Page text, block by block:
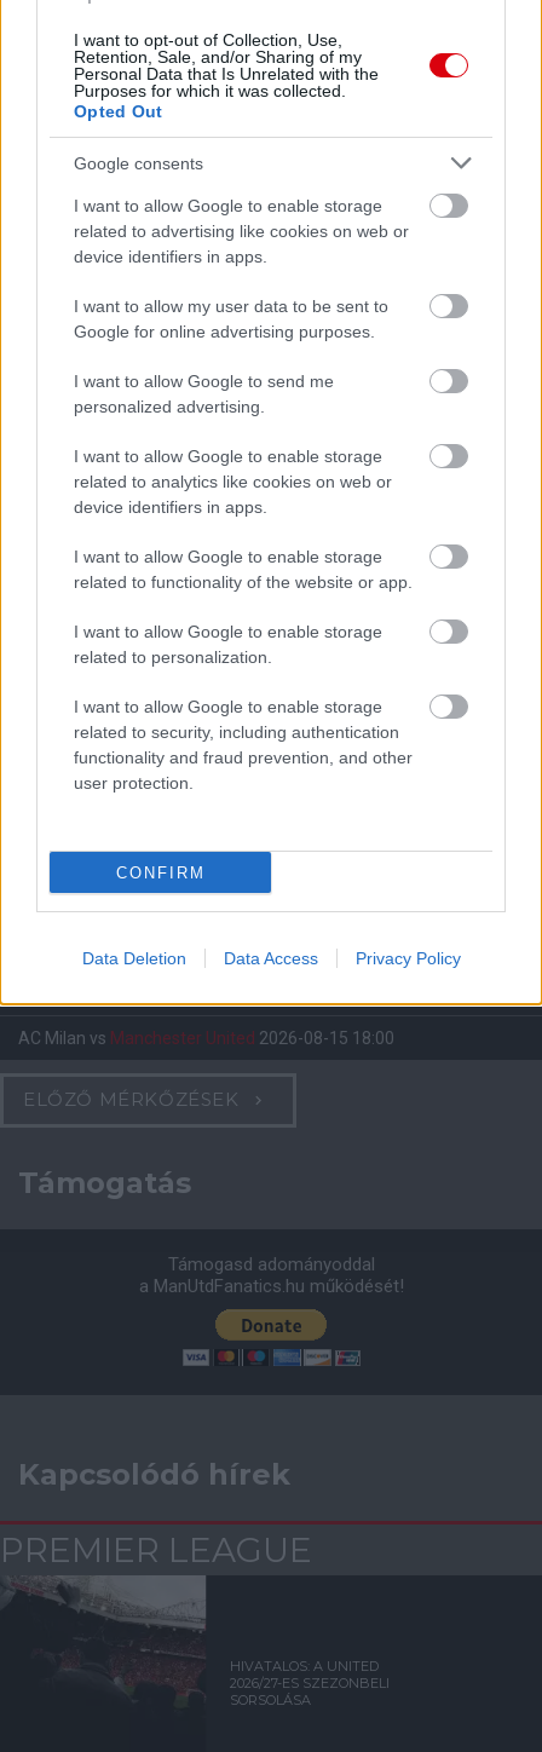
I want to opt-out of Collection, Use,
Retention, Sale, and/or Sharing of my
Personal Data that Is Unrelated with the
Purposes for which it was collected.
Opted Out
Google consents
I want to allow Google to enable storage
related to advertising like cookies on web or
device identifiers in apps.
I want to allow my user data to be sent to
Google for online advertising purposes.
I want to allow Google to send me
personalized advertising.
I want to allow Google to enable storage
related to analytics like cookies on web or
device identifiers in apps.
I want to allow Google to enable storage
related to functionality of the website or app.
I want to allow Google to enable storage
related to personalization.
I want to allow Google to enable storage
related to security, including authentication
functionality and fraud prevention, and other
user protection.
CONFIRM
Data Deletion Data Access Privacy Policy
Meccs Center
Paris Saint-Germainvs
Manchester United
Nya Ullevi, Göteborg
2026-08-08 17:00
AC Milan vs Manchester United 2026-08-15 18:00
ELŐZŐ MÉRKŐZÉSEK
Támogatás
Támogasd adományoddal
a ManUtdFanatics.hu működését!
Kapcsolódó hírek
PREMIER LEAGUE
HIVATALOS: A UNITED
2026/27-ES SZEZONBELI
SORSOLÁSA